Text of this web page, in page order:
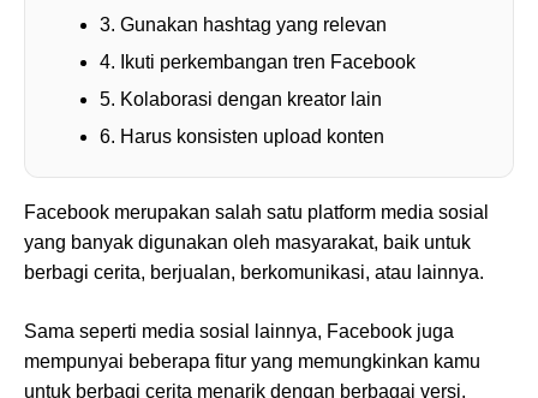
3. Gunakan hashtag yang relevan
4. Ikuti perkembangan tren Facebook
5. Kolaborasi dengan kreator lain
6. Harus konsisten upload konten
Facebook merupakan salah satu platform media sosial
yang banyak digunakan oleh masyarakat, baik untuk
berbagi cerita, berjualan, berkomunikasi, atau lainnya.
Sama seperti media sosial lainnya, Facebook juga
mempunyai beberapa fitur yang memungkinkan kamu
untuk berbagi cerita menarik dengan berbagai versi.